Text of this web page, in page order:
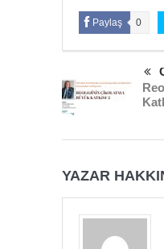
Paylaş 0
YAZAR